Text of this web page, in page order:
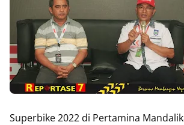
Superbike 2022 di Pertamina